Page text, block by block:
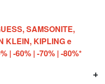
SAMSONITE,
KLEIN, KIPLING e
| -60% | -70% | -80%*